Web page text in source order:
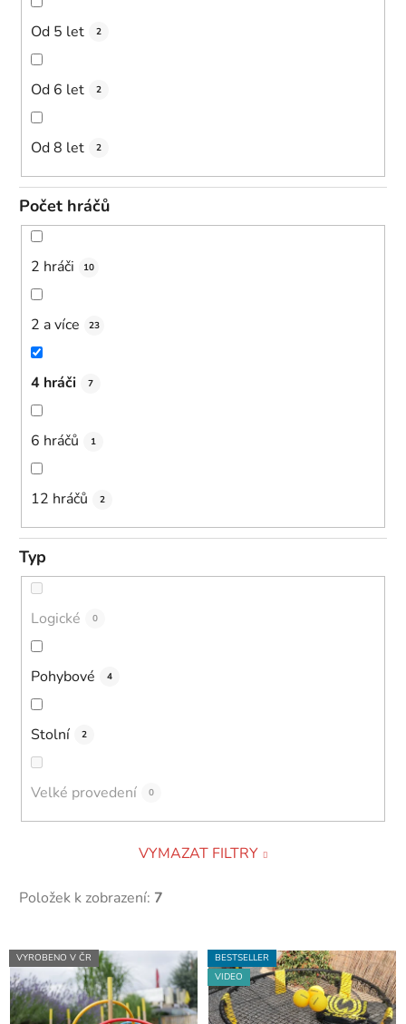
Od 5 let 2
Od 6 let 2
Od 8 let 2
Počet hráčů
2 hráči 10
2 a více 23
4 hráči 7
6 hráčů 1
12 hráčů 2
Typ
Logické 0
Pohybové 4
Stolní 2
Velké provedení 0
VYMAZAT FILTRY
Položek k zobrazení: 7
V
ý
p
VYROBENO V ČR
BESTSELLER
VIDEO